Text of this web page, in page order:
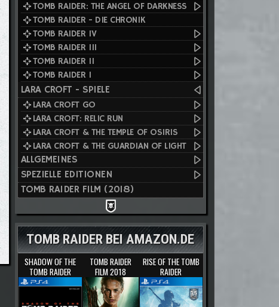
TOMB RAIDER: THE ANGEL OF DARKNESS
TOMB RAIDER - DIE CHRONIK
TOMB RAIDER IV
TOMB RAIDER III
TOMB RAIDER II
TOMB RAIDER I
LARA CROFT - SPIELE
LARA CROFT GO
LARA CROFT: RELIC RUN
LARA CROFT & THE TEMPLE OF OSIRIS
LARA CROFT & THE GUARDIAN OF LIGHT
ALLGEMEINES
SPEZIELLE EDITIONEN
TOMB RAIDER FILM (2018)
TOMB RAIDER BEI AMAZON.DE
SHADOW OF THE
TOMB RAIDER
TOMB RAIDER
FILM 2018
RISE OF THE TOMB
RAIDER